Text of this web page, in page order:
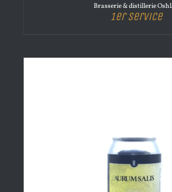
Brasserie & distillerie
1er Service